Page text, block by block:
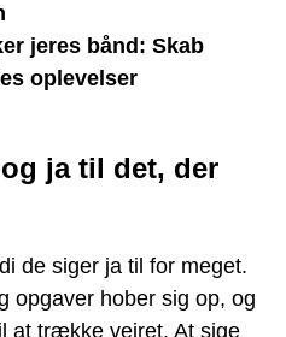
jeres bånd: Skab
oplevelser
ja til det, der
de siger ja til for meget.
opgaver hober sig op, og
at trække vejret. At sige